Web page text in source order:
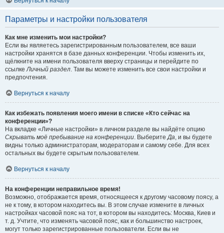
Параметры и настройки пользователя
Как мне изменить мои настройки?
Если вы являетесь зарегистрированным пользователем, все ваши
настройки хранятся в базе данных конференции. Чтобы изменить их,
щёлкните на имени пользователя вверху страницы и перейдите по
ссылкеЛичный раздел. Там вы можете изменить все свои настройки и
предпочтения.
Вернуться к началу
Как избежать появления моего имени в списке «Кто сейчас на
конференции»?
На вкладке «Личные настройки» в личном разделе вы найдёте опцию
Скрывать моё пребывание на конференции. ВыберитеДа, и вы будете
видны только администраторам, модераторам и самому себе. Для всех
остальных вы будете скрытым пользователем.
Вернуться к началу
На конференции неправильное время!
Возможно, отображается время, относящееся к другому часовому поясу, а
не к тому, в котором находитесь вы. В этом случае измените в личных
настройках часовой пояс на тот, в котором вы находитесь: Москва, Киев и
т. д. Учтите, что изменять часовой пояс, как и большинство настроек,
могут только зарегистрированные пользователи. Если вы не